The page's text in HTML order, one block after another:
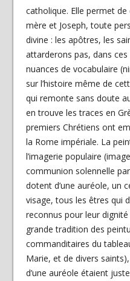
catholique. Elle permet
mère et Joseph, toute
divine : les apôtres, les
attarderons pas, dans
nuances de vocabulaire
sur l’histoire même de
qui remonte sans doute
en trouve les traces en
premiers Chrétiens ont
la Rome impériale. La
l’imagerie populaire
communion solennelle
dotent d’une auréole, un
visage, tous les êtres qui
reconnus pour leur
grande tradition des
commanditaires du
Marie, et de divers
d’une auréole étaient